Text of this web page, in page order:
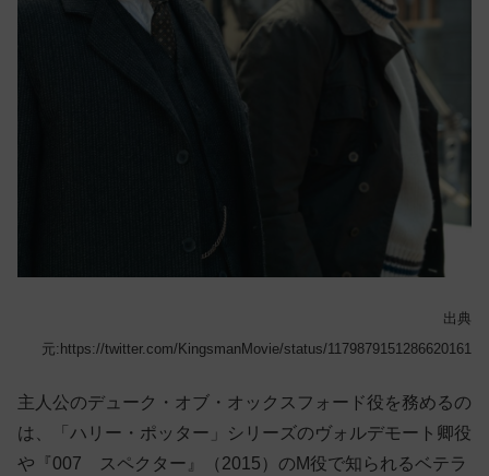
出典
元:https://twitter.com/KingsmanMovie/status/1179879151286620161
主人公のデューク・オブ・オックスフォード役を務めるの
は、「ハリー・ポッター」シリーズのヴォルデモート卿役
や『007 スペクター』（2015）のM役で知られるベテラ